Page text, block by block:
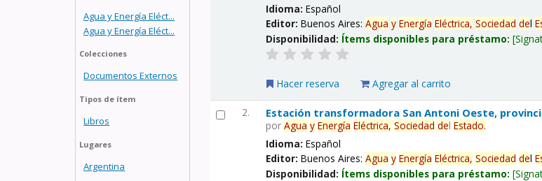
Agua y Energía Eléct...
Agua y Energía Eléct...
Colecciones
Documentos Externos
Tipos de ítem
Libros
Lugares
Argentina
Idioma:Español
Editor:Buenos Aires:Agua y Energía Eléctrica, Sociedad del
Disponibilidad: Ítems disponibles para préstamo:
Hacer reserva Agregar al carrito
2. Estación transformadora San Antoni Oeste,
porAgua y Energía Eléctrica, Sociedad delEstado.
Idioma:Español
Editor:Buenos Aires:Agua y Energía Eléctrica, Sociedad del
Disponibilidad: Ítems disponibles para préstamo: